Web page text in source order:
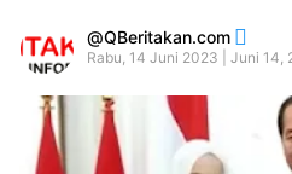
QBeritakan.com
Rabu, 14 Juni 2023 | Juni 14,